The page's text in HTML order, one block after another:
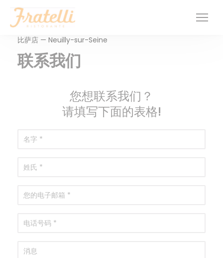
Cookie管理面板
比萨店 — Neuilly-sur-Seine
联系我们
您想联系我们？
请填写下面的表格!